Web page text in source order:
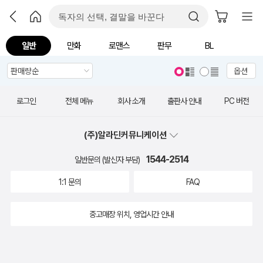
일반 만화 로맨스 판무 BL
옵션
로그인 전체 메뉴 회사 소개 출판사 안내 PC 버전
(주)알라딘커뮤니케이션
일반문의 (발신자 부담) 1544-2514
1:1 문의 FAQ
중고매장 위치, 영업시간 안내